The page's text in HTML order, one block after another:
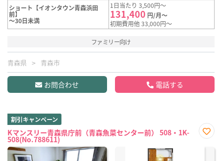
ショート【イオンタウン青森浜田
前】
～30日未満
1日当たり 3,500円～
131,400 円/月～
初期費用他 33,000円～
ファミリー向け
青森県 青森市
お問合わせ 電話する
割引キャンペーン
Kマンスリー青森県庁前（青森魚菜センター前） 508・1K-
508(No.788611)
に入